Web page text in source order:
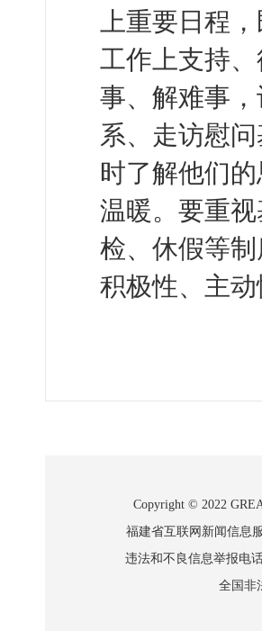
上重要日程
工作上支持
事、解难事
系、走访慰
时了解他们
温暖。要重
检、休假等
积极性、主
Copyright © 2022
福建省互联网新闻信息
违法和不良信息举报电
全国非